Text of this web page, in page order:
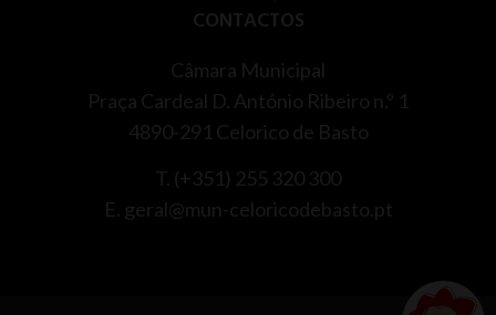
CONTACTOS
Câmara Municipal
Praça Cardeal D. António Ribeiro n.º 1
4890-291 Celorico de Basto
T. (+351) 255 320 300
E. geral@mun-celoricodebasto.pt